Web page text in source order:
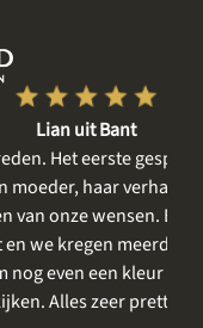
was rustig, er
voor het delen
Er werd goed
keren de
of steensoort te
en rustig.